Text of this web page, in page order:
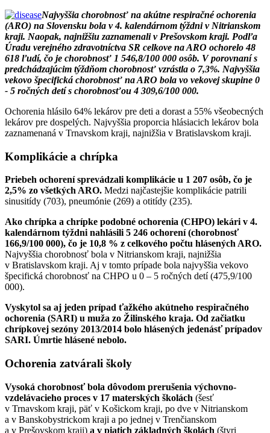
Najvyššia chorobnosť na akútne respiračné ochorenia
(ARO) na Slovensku bola v 4. kalendárnom týždni v Nitrianskom
kraji. Naopak, najnižšiu zaznamenali v Prešovskom kraji. Podľa
Úradu verejného zdravotníctva SR celkove na ARO ochorelo 48
618 ľudí, čo je chorobnosť 1 546,8/100 000 osôb. V porovnaní s
predchádzajúcim týždňom chorobnosť vzrástla o 7,3%. Najvyššia
vekovo špecifická chorobnosť na ARO bola vo vekovej skupine 0
- 5 ročných detí s chorobnosťou 4 309,6/100 000.
Ochorenia hlásilo 64% lekárov pre deti a dorast a 55% všeobecných
lekárov pre dospelých. Najvyššia proporcia hlásiacich lekárov bola
zaznamenaná v Trnavskom kraji, najnižšia v Bratislavskom kraji.
Komplikácie a chrípka
Priebeh ochorení sprevádzali komplikácie u 1 207 osôb, čo je
2,5% zo všetkých ARO. Medzi najčastejšie komplikácie patrili
sinusitídy (703), pneumónie (269) a otitídy (235).
Ako chrípka a chrípke podobné ochorenia (CHPO) lekári v 4.
kalendárnom týždni nahlásili 5 246 ochorení (chorobnosť
166,9/100 000), čo je 10,8 % z celkového počtu hlásených ARO.
Najvyššia chorobnosť bola v Nitrianskom kraji, najnižšia
v Bratislavskom kraji. Aj v tomto prípade bola najvyššia vekovo
špecifická chorobnosť na CHPO u 0 – 5 ročných detí (475,9/100
000).
Vyskytol sa aj jeden prípad ťažkého akútneho respiračného
ochorenia (SARI) u muža zo Žilinského kraja. Od začiatku
chrípkovej sezóny 2013/2014 bolo hlásených jedenásť prípadov
SARI. Úmrtie hlásené nebolo.
Ochorenia zatvárali školy
Vysoká chorobnosť bola dôvodom prerušenia výchovno-
vzdelávacieho proces v 17 materských školách (šesť
v Trnavskom kraji, päť v Košickom kraji, po dve v Nitrianskom
a v Banskobystrickom kraji a po jednej v Trenčianskom
a v Prešovskom kraji) a v piatich základných školách (štyri